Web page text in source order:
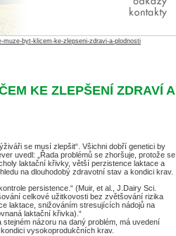
muze-byt-klicem-ke-zlepseni-zdravi-a-plodnosti
KE ZLEPŠENÍ ZDRAVÍ A
se musí zlepšit“. Všichni dobří genetici by
uvedl: „Řada problémů se zhoršuje, protože se
laktační křivky, větší perzistence laktace a
na dlouhodobý zdravotní stav a kondici krav.
persistence.“ (Muir, et al., J.Dairy Sci.
celkové užitkovosti bez zvětšování rizika
laktace, snižováním stresujících nádojů na
laktační křivka).“
názoru na daný problém, má uvedení
vysokoprodukčních krav.